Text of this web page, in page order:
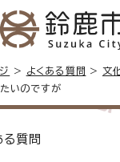
> よくある質問 > 文
いのですが
る質問